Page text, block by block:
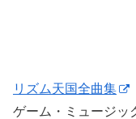
リズム天国全曲集
ゲーム・ミュージッ